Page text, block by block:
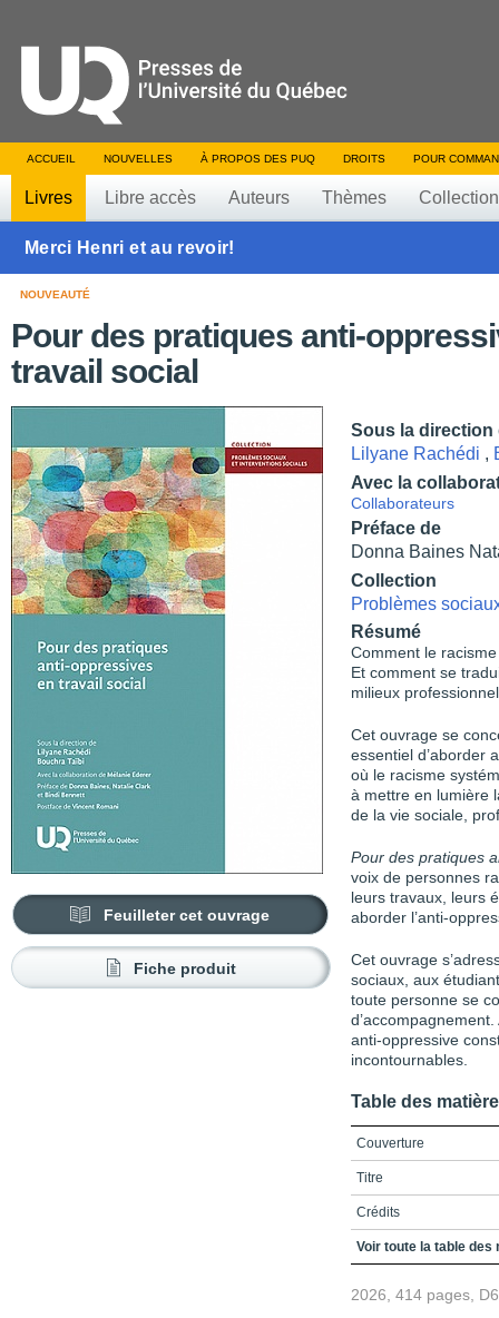
ACCUEIL NOUVELLES À PROPOS DES PUQ DROITS POUR
Livres Libre accès Auteurs Thèmes
Merci Henri et au revoir!
NOUVEAUTÉ
Pour des pratiques anti-
travail social
Feuilleter cet ouvrage
Fiche produit
Sous la direction
Lilyane Rachédi ,
Avec la
Collaborateurs
Préface de
Donna Baines
Collection
Problèmes
Résumé
Comment le
Et comment se
milieux
Cet ouvrage se
essentiel d’aborder
où le racisme
à mettre en lumière
de la vie sociale,
Pour des pratiques
voix de personnes
leurs travaux, leurs
aborder l’anti-
Cet ouvrage
sociaux, aux
toute personne se
anti-oppressive
incontournables.
Table des
Couverture
Titre
Crédits
Préface
Voir toute la table des
2026, 414 pages,